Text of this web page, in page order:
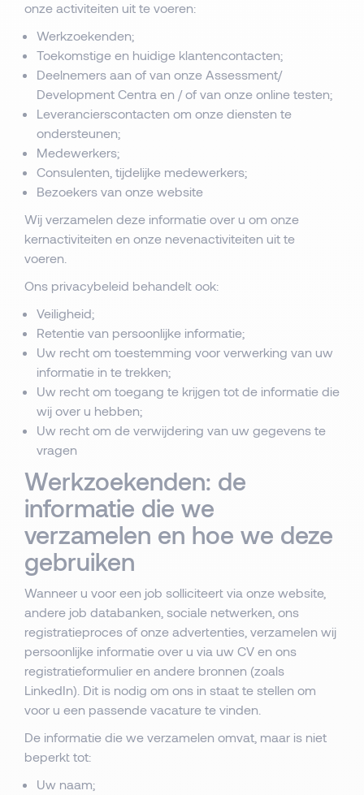
onze activiteiten uit te voeren:
Werkzoekenden;
Toekomstige en huidige klantencontacten;
Deelnemers aan of van onze Assessment/
Development Centra en / of van onze online testen;
Leverancierscontacten om onze diensten te
ondersteunen;
Medewerkers;
Consulenten, tijdelijke medewerkers;
Bezoekers van onze website
Wij verzamelen deze informatie over u om onze
kernactiviteiten en onze nevenactiviteiten uit te
voeren.
Ons privacybeleid behandelt ook:
Veiligheid;
Retentie van persoonlijke informatie;
Uw recht om toestemming voor verwerking van uw
informatie in te trekken;
Uw recht om toegang te krijgen tot de informatie die
wij over u hebben;
Uw recht om de verwijdering van uw gegevens te
vragen
Werkzoekenden: de
informatie die we
verzamelen en hoe we deze
gebruiken
Wanneer u voor een job solliciteert via onze website,
andere job databanken, sociale netwerken, ons
registratieproces of onze advertenties, verzamelen wij
persoonlijke informatie over u via uw CV en ons
registratieformulier en andere bronnen (zoals
LinkedIn). Dit is nodig om ons in staat te stellen om
voor u een passende vacature te vinden.
De informatie die we verzamelen omvat, maar is niet
beperkt tot:
Uw naam;